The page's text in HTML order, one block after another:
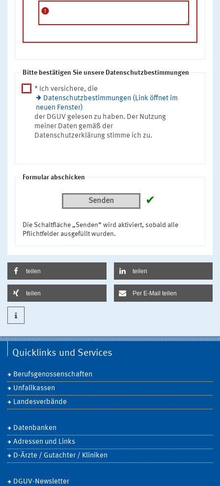
error
Bitte bestätigen Sie unsere Datenschutzbestimmungen
* Ich versichere, die
Datenschutzbestimmungen (Link öffnet im
neuen Fenster)
der DGUV gelesen zu haben. Der Nutzung
meiner Daten gemäß der
Datenschutzerklärung stimme ich zu.
Formular abschicken
Senden ✔
Die Schaltfläche „Senden“ wird aktiviert, sobald alle
Pflichtfelder ausgefüllt wurden.
teilen teilen
teilen Per E-Mail teilen
Quicklinks und Services
Berufsgenossenschaften
Unfallkassen
Landesverbände
Datenbanken
Adressen und Links
D-Ärzte / Gutachter / Kliniken
DGUV-Newsletter